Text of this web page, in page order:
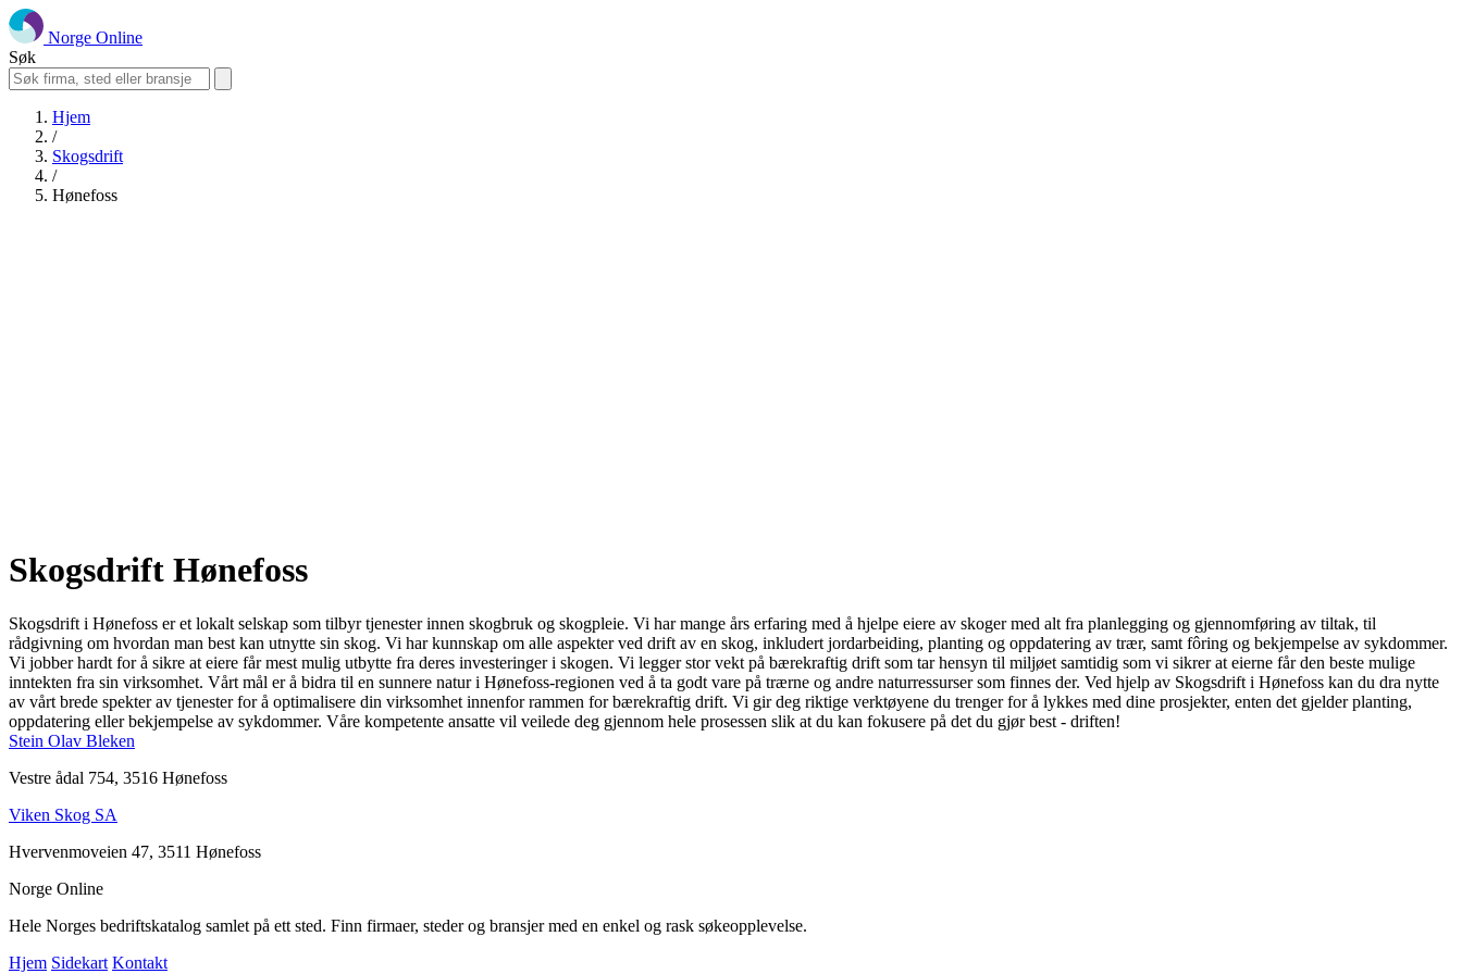
Norge Online
Søk
Hjem
/
Skogsdrift
/
Hønefoss
Skogsdrift Hønefoss
Skogsdrift i Hønefoss er et lokalt selskap som tilbyr tjenester innen skogbruk og skogpleie. Vi har mange års erfaring med å hjelpe eiere av skoger med alt fra planlegging og gjennomføring av tiltak, til
rådgivning om hvordan man best kan utnytte sin skog. Vi har kunnskap om alle aspekter ved drift av en skog, inkludert jordarbeiding, planting og oppdatering av trær, samt fôring og bekjempelse av sykdommer.
Vi jobber hardt for å sikre at eiere får mest mulig utbytte fra deres investeringer i skogen. Vi legger stor vekt på bærekraftig drift som tar hensyn til miljøet samtidig som vi sikrer at eierne får den beste mulige
inntekten fra sin virksomhet. Vårt mål er å bidra til en sunnere natur i Hønefoss-regionen ved å ta godt vare på trærne og andre naturressurser som finnes der. Ved hjelp av Skogsdrift i Hønefoss kan du dra nytte
av vårt brede spekter av tjenester for å optimalisere din virksomhet innenfor rammen for bærekraftig drift. Vi gir deg riktige verktøyene du trenger for å lykkes med dine prosjekter, enten det gjelder planting,
oppdatering eller bekjempelse av sykdommer. Våre kompetente ansatte vil veilede deg gjennom hele prosessen slik at du kan fokusere på det du gjør best - driften!
Stein Olav Bleken
Vestre ådal 754, 3516 Hønefoss
Viken Skog SA
Hvervenmoveien 47, 3511 Hønefoss
Norge Online
Hele Norges bedriftskatalog samlet på ett sted. Finn firmaer, steder og bransjer med en enkel og rask søkeopplevelse.
Hjem Sidekart Kontakt